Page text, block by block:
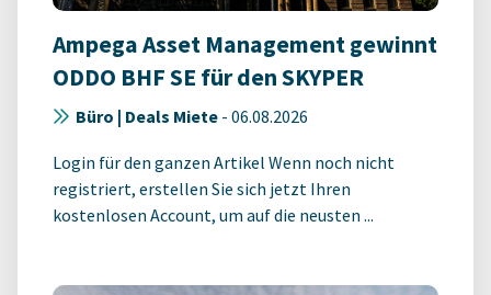
Ampega Asset Management gewinnt
ODDO BHF SE für den SKYPER
Büro | Deals Miete - 06.08.2026
Login für den ganzen Artikel Wenn noch nicht
registriert, erstellen Sie sich jetzt Ihren
kostenlosen Account, um auf die neusten ...